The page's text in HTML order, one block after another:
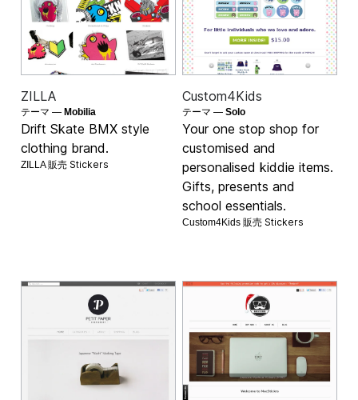
ZILLA
テーマ —Mobilia
Drift Skate BMX style
clothing brand.
ZILLA 販売 Stickers
Custom4Kids
テーマ — Solo
Your one stop shop for
customised and
personalised kiddie items.
Gifts, presents and
school essentials.
Custom4Kids 販売 Stickers